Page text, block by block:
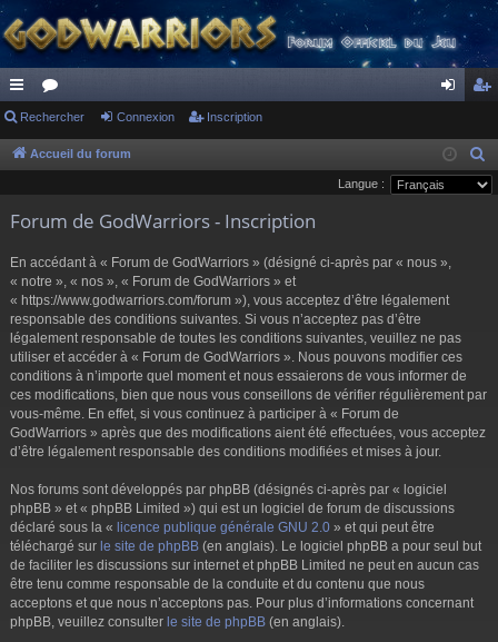
ac
co
ci
or
u
s
ne cri
pti
Rechercher Connexion Inscription
Accueil du forum
e
Langue :
Forum de GodWarriors - Inscription
En accédant à « Forum de GodWarriors » (désigné ci-après par « nous »,
« notre », « nos », « Forum de GodWarriors » et
« https://www.godwarriors.com/forum »), vous acceptez d’être légalement
responsable des conditions suivantes. Si vous n’acceptez pas d’être
légalement responsable de toutes les conditions suivantes, veuillez ne pas
utiliser et accéder à « Forum de GodWarriors ». Nous pouvons modifier ces
conditions à n’importe quel moment et nous essaierons de vous informer de
ces modifications, bien que nous vous conseillons de vérifier régulièrement par
vous-même. En effet, si vous continuez à participer à « Forum de
GodWarriors » après que des modifications aient été effectuées, vous acceptez
d’être légalement responsable des conditions modifiées et mises à jour.
Nos forums sont développés par phpBB (désignés ci-après par « logiciel
phpBB » et « phpBB Limited ») qui est un logiciel de forum de discussions
déclaré sous la « licence publique générale GNU 2.0 » et qui peut être
téléchargé sur le site de phpBB (en anglais). Le logiciel phpBB a pour seul but
de faciliter les discussions sur internet et phpBB Limited ne peut en aucun cas
être tenu comme responsable de la conduite et du contenu que nous
acceptons et que nous n’acceptons pas. Pour plus d’informations concernant
phpBB, veuillez consulter le site de phpBB (en anglais).